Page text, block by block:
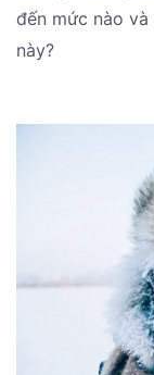
đến mức nào
này?